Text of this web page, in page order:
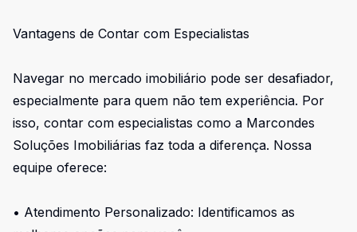
Vantagens de Contar com Especialistas
Navegar no mercado imobiliário pode ser desafiador,
especialmente para quem não tem experiência. Por
isso, contar com especialistas como a Marcondes
Soluções Imobiliárias faz toda a diferença. Nossa
equipe oferece:
• Atendimento Personalizado: Identificamos as